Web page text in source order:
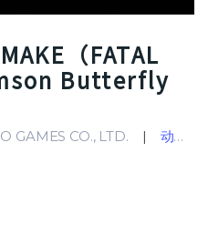
（FATAL
Butterfly
GAMES CO., LTD. 动作冒险游戏